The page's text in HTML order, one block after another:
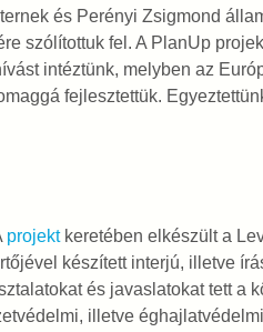
és Perényi Zsigmond
szólítottuk fel. A PlanUp
intéztünk, melyben az
fejlesztettük.
projektkeretében elkészült a
készített interjú, illetve
és javaslatokat tett a
illetve